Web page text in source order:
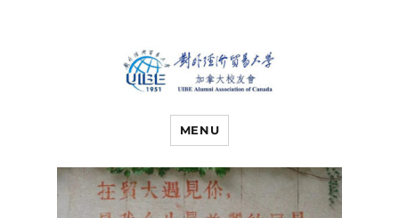
对外经济贸易
大学加拿大校
MENU